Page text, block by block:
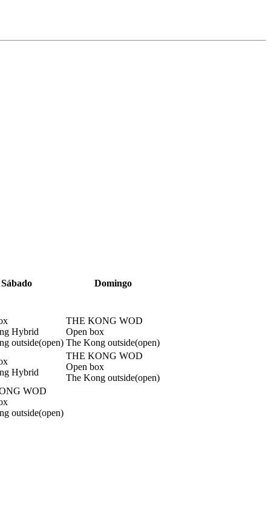
Sábado Domingo
Hybrid
outside(open)
THE KONG WOD
Open box
The Kong outside(open)
Hybrid
THE KONG WOD
Open box
The Kong outside(open)
WOD
outside(open)